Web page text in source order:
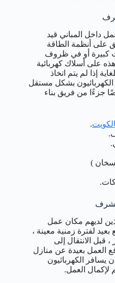
داخل المباني قيد
على أنظمة الطاقة
كبيرة أو في ظروف
على أسلاك كهربائية
إذا لم يتم اتخاذ
الكهربائيون بشكل مستقل
جزءًا من فريق بناء
.
)
مشرف
لديهم مكان عمل
لفترة زمنية معينة ،
قبل الانتقال إلى
العمل بعيدة عن منازل
يسافر الكهربائيون